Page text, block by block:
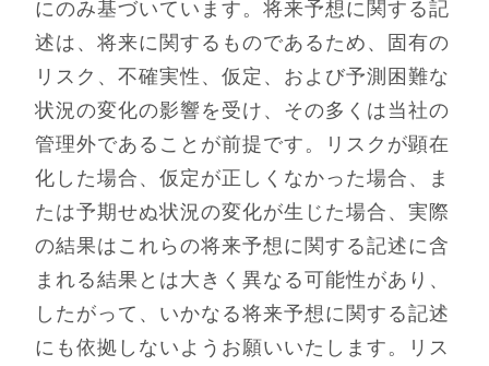
にのみ基づいています。将来予想に関する記
述は、将来に関するものであるため、固有の
リスク、不確実性、仮定、および予測困難な
状況の変化の影響を受け、その多くは当社の
管理外であることが前提です。リスクが顕在
化した場合、仮定が正しくなかった場合、ま
たは予期せぬ状況の変化が生じた場合、実際
の結果はこれらの将来予想に関する記述に含
まれる結果とは大きく異なる可能性があり、
したがって、いかなる将来予想に関する記述
にも依拠しないようお願いいたします。リス